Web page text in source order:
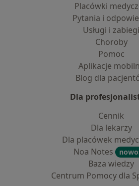
Placówki
Pytania i
Usługi i zabiegi
Choroby
Pomoc
Aplikacje
Blog dla
Dla
Cennik
Dla lekarzy
Dla placówek
Noa Notes
Baza wiedzy
Centrum Pomocy dla